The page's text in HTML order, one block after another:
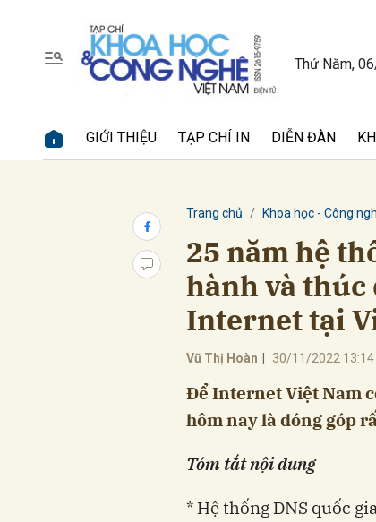
Thứ Năm,
GIỚI THIỆU TẠP CHÍ IN DIỄN ĐÀN
Trang chủ Khoa học - Công
25 năm hệ
hành và
Internet tại
Vũ Thị Hoàn 30/11/2022 13:14
Để Internet Việt Nam
hôm nay là đóng góp
Tóm tắt nội dung
* Hệ thống DNS quốc